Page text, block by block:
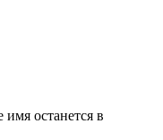
останется в